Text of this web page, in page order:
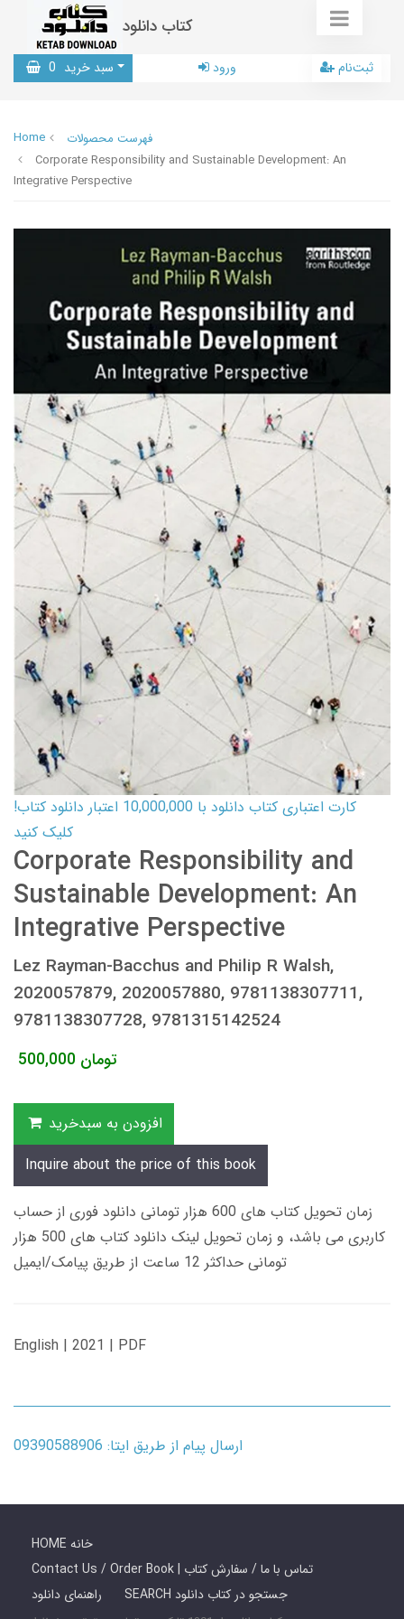
کتاب دانلود
سبد خرید 0 ورود ثبت‌نام
Home
فهرست محصولات
Corporate Responsibility and Sustainable Development: An
Integrative Perspective
کارت اعتباری کتاب دانلود با 10,000,000 اعتبار دانلود کتاب!
کلیک کنید
Corporate Responsibility and
Sustainable Development: An
Integrative Perspective
Lez Rayman-Bacchus and Philip R Walsh,
2020057879, 2020057880, 9781138307711,
9781138307728, 9781315142524
500,000 تومان
افزودن به سبدخرید
Inquire about the price of this book
زمان تحویل کتاب های 600 هزار تومانی دانلود فوری از حساب
کاربری می باشد، و زمان تحویل لینک دانلود کتاب های 500 هزار
تومانی حداکثر 12 ساعت از طریق پیامک/ایمیل
English | 2021 | PDF
ارسال پیام از طریق ایتا: 09390588906
HOME خانه
Contact Us / Order Book | تماس با ما / سفارش کتاب
راهنمای دانلود
SEARCH جستجو در کتاب دانلود